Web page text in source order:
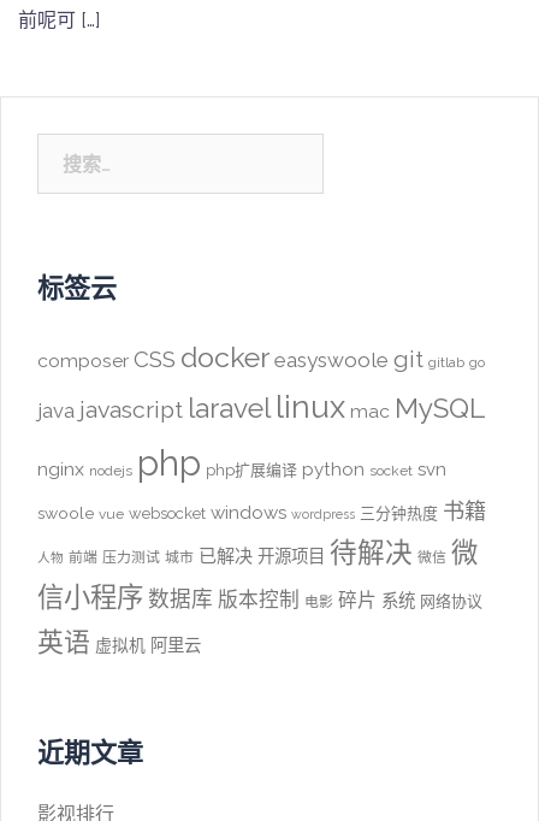
前呢可 […]
索：
标签云
composer CSS docker easyswoole git gitlab go
java javascript laravel linux mac MySQL
nginx nodejs php php扩展编译 python socket svn
swoole vue websocket windows wordpress 三分钟热度 书籍
人物 前端 压力测试 城市 已解决 开源项目 待解决 微信 微
信小程序 数据库 版本控制 电影 碎片 系统 网络协议
英语 虚拟机 阿里云
近期文章
影视排行